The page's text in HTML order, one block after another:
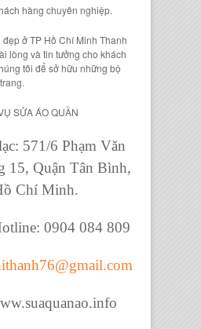
hàng chuyên nghiệp.
ở TP Hồ Chí Minh Thanh
lòng và tin tưởng cho khách
tôi để sở hữu những bộ
SỬA ÁO QUẦN
571/6 Phạm Văn
15, Quận Tân Bình,
Chí Minh.
0904 084 809